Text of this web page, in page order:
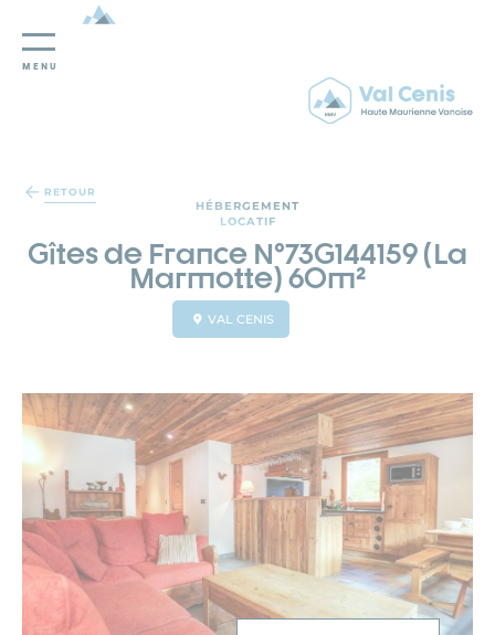
MENU
RETOUR
HÉBERGEMENT
LOCATIF
Gîtes de France N°73G144159 (La
Marmotte) 60m²
VAL CENIS